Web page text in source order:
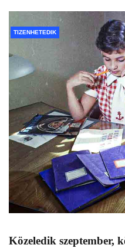
TIZENHETEDIK
Közeledik szeptember,